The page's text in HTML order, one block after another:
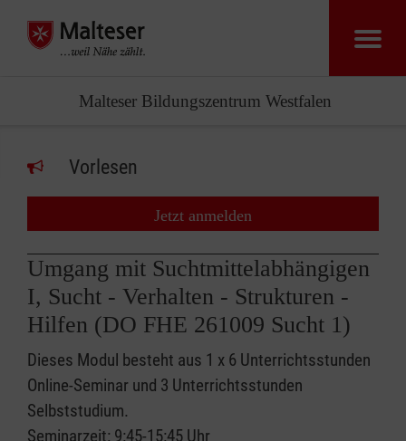
Malteser Bildungszentrum Westfalen
Vorlesen
Jetzt anmelden
Umgang mit Suchtmittelabhängigen
I, Sucht - Verhalten - Strukturen -
Hilfen (DO FHE 261009 Sucht 1)
Dieses Modul besteht aus 1 x 6 Unterrichtsstunden
Online-Seminar und 3 Unterrichtsstunden
Selbststudium.
Seminarzeit: 9:45-15:45 Uhr